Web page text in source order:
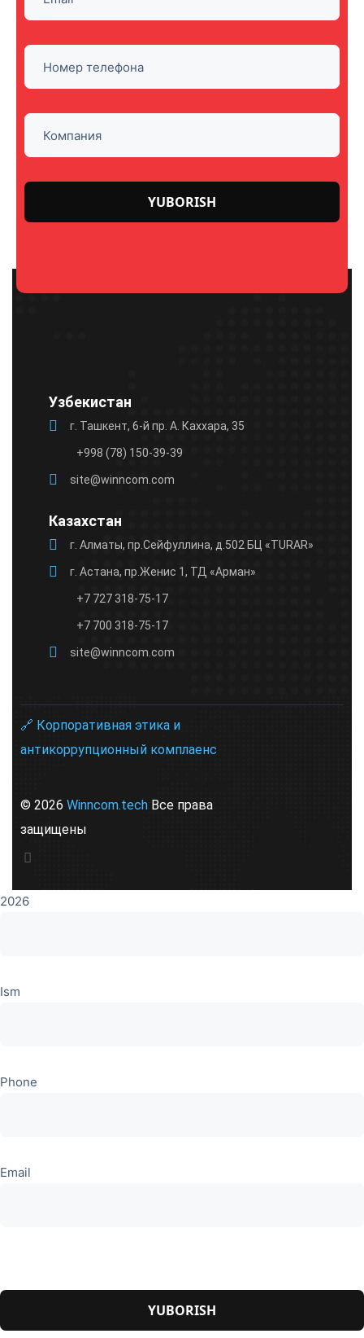
this
Узбекистан
г. Ташкент, 6-й пр. А. Каххара, 35
+998 (78) 150-39-39
site@winncom.com
Казахстан
г. Алматы, пр.Сейфуллина, д.502 БЦ «TURAR»
г. Астана, пр.Женис 1, ТД «Арман»
+7 727 318-75-17
+7 700 318-75-17
site@winncom.com
🔗 Корпоративная этика и
антикоррупционный комплаенс
© 2026 Winncom.tech Все права
защищены
2026
Ism
Phone
Email
leave